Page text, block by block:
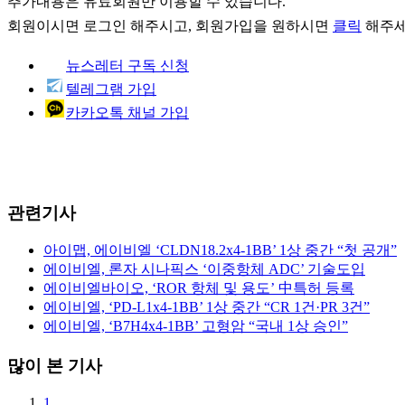
회원이시면 로그인 해주시고, 회원가입을 원하시면 클릭 해주
뉴스레터 구독 신청
텔레그램 가입
카카오톡 채널 가입
관련기사
아이맵, 에이비엘 ‘CLDN18.2x4-1BB’ 1상 중간 “첫 공개”
에이비엘, 론자 시나픽스 ‘이중항체 ADC’ 기술도입
에이비엘바이오, ‘ROR 항체 및 용도’ 中특허 등록
에이비엘, ‘PD-L1x4-1BB’ 1상 중간 “CR 1건·PR 3건”
에이비엘, ‘B7H4x4-1BB’ 고형암 “국내 1상 승인”
많이 본 기사